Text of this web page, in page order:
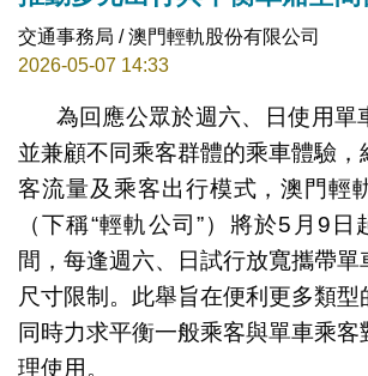
交通事務局 / 澳門輕軌股份有限公司
2026-05-07 14:33
為回應公眾於週六、日使用單
並兼顧不同乘客群體的乘車體驗，
客流量及乘客出行模式，澳門輕
（下稱“輕軌公司”）將於5月9
間，每逢週六、日試行放寬攜帶單
尺寸限制。此舉旨在便利更多類型
同時力求平衡一般乘客與單車乘客
理使用。